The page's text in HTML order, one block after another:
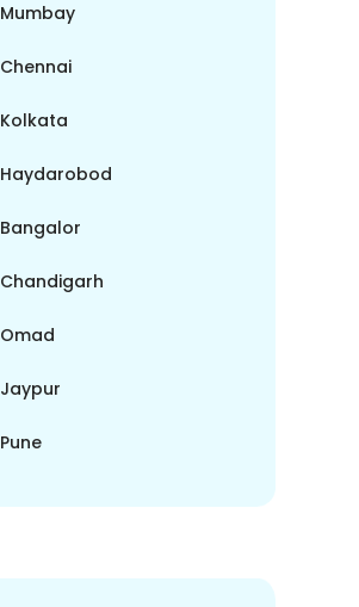
Mumbay
Chennai
Kolkata
Haydarobod
Bangalor
Chandigarh
Omad
Jaypur
Pune